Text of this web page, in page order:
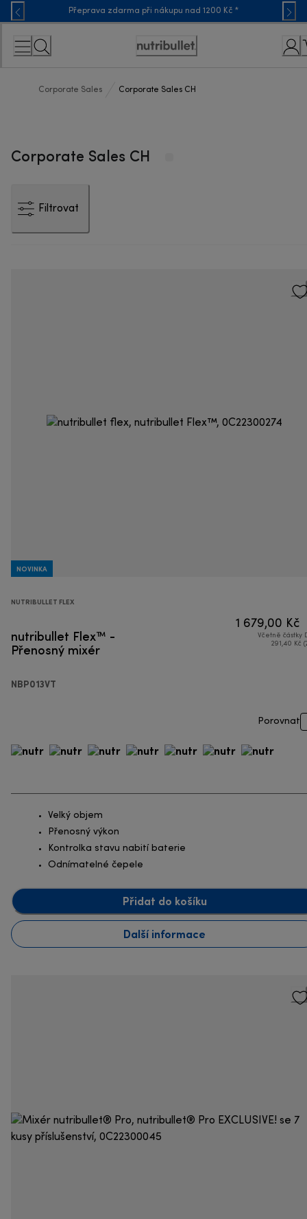
Skip
to
Content
Přeprava zdarma při nákupu nad 1200 Kč *
Accessibility
Corporate Sales Corporate Sales CH
Corporate Sales CH
Filtrovat
NOVINKA
NUTRIBULLET FLEX
nutribullet Flex™ -
Přenosný mixér
NBP013VT
1 679,00 Kč
Včetně částky
291,40 Kč
Porovnat
Velký objem
Přenosný výkon
Kontrolka stavu nabití baterie
Odnímatelné čepele
Přidat do košíku
Další informace